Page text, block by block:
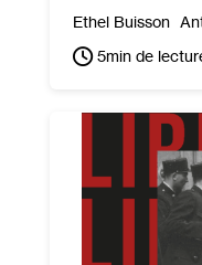
Ethel Buisson
5min de